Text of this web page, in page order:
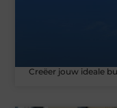
Creëer jouw ideale